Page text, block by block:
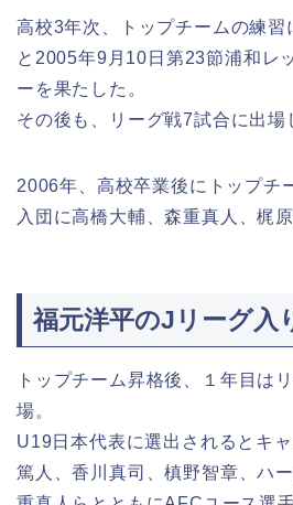
高校3年次、トップチームの練習
と2005年9月10日第23節浦和レ
ーを果たした。
その後も、リーグ戦7試合に出場
2006年、高校卒業後にトップチ
入団に高橋大輔、森重真人、梶原
福元洋平のJリーグ入
トップチーム昇格後、１年目は
場。
U19日本代表に選出されるとキ
篤人、香川真司、槙野智章、ハ